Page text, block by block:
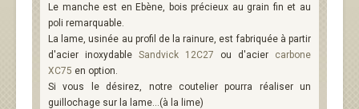
Le manche est en Ebène, bois précieux au grain fin et au
poli remarquable.
La lame, usinée au profil de la rainure, est fabriquée à partir
d'acier inoxydable Sandvick 12C27 ou d'acier carbone
XC75 en option.
Si vous le désirez, notre coutelier pourra réaliser un
guillochage sur la lame...(à la lime)